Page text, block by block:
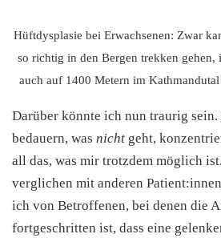
Hüftdysplasie bei Erwachsenen: Zwar
so richtig in den Bergen trekken gehen,
auch auf 1400 Metern im
Darüber könnte ich nun traurig sein.
bedauern, was nicht geht,
all das, was mir trotzdem möglich
verglichen mit anderen
ich von Betroffenen, bei denen die
fortgeschritten ist, dass eine